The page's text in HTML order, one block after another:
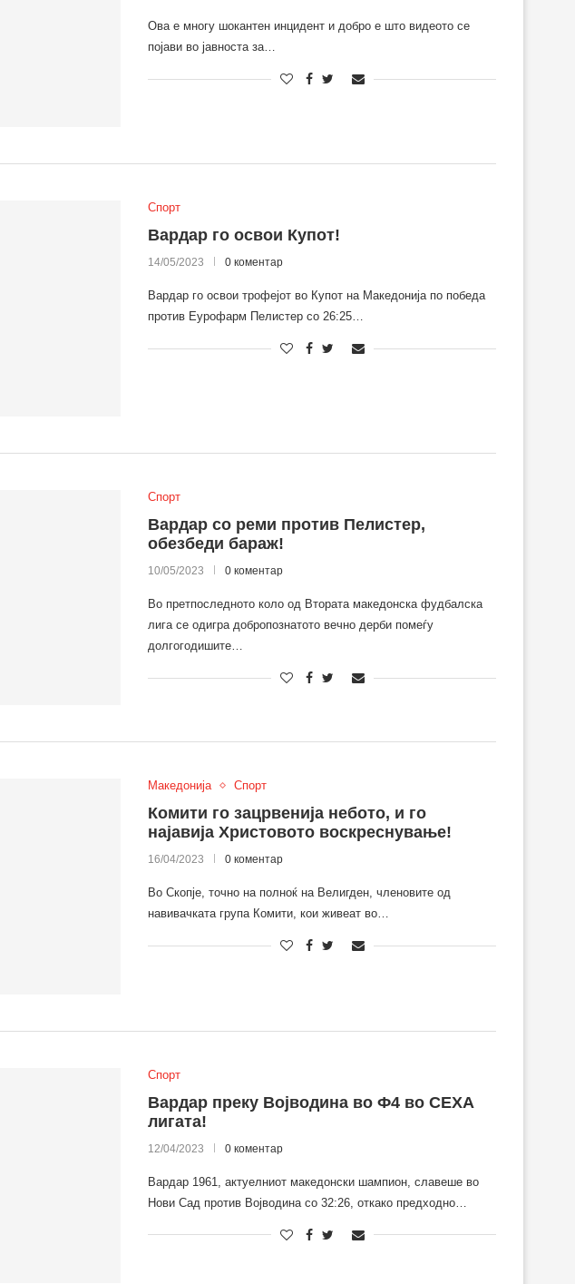
Ова е многу шокантен инцидент и добро е што видеото се
појави во јавноста за…
Спорт
Вардар го освои Купот!
14/05/2023 0 коментар
Вардар го освои трофејот во Купот на Македонија по победа
против Еурофарм Пелистер со 26:25…
Спорт
Вардар со реми против Пелистер,
обезбеди бараж!
10/05/2023 0 коментар
Во претпоследното коло од Втората македонска фудбалска
лига се одигра добропознатото вечно дерби помеѓу
долгогодишите…
Македонија Спорт
Комити го зацрвенија небото, и го
најавија Христовото воскреснување!
16/04/2023 0 коментар
Во Скопје, точно на полноќ на Велигден, членовите од
навивачката група Комити, кои живеат во…
Спорт
Вардар преку Војводина во Ф4 во СЕХА
лигата!
12/04/2023 0 коментар
Вардар 1961, актуелниот македонски шампион, славеше во
Нови Сад против Војводина со 32:26, откако предходно…